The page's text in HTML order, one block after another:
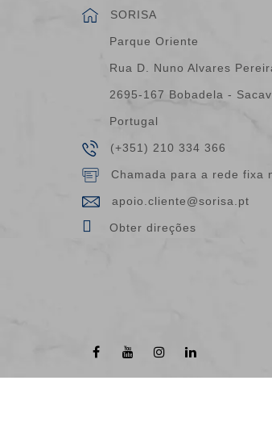
SORISA
Parque Oriente
Rua D. Nuno Alvares
2695-167 Bobadela -
Portugal
(+351) 210 334 366
Chamada para a rede fixa
apoio.cliente@sorisa.pt
Obter direções